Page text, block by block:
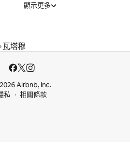
顯示更多
瓦塔穆
Airbnb, Inc.
私
相關條款